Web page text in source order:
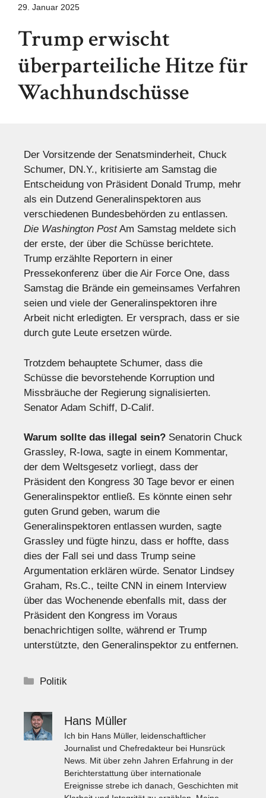
29. Januar 2025
Trump erwischt
überparteiliche Hitze für
Wachhundschüsse
Der Vorsitzende der Senatsminderheit, Chuck
Schumer, DN.Y., kritisierte am Samstag die
Entscheidung von Präsident Donald Trump, mehr
als ein Dutzend Generalinspektoren aus
verschiedenen Bundesbehörden zu entlassen.
Die Washington PostAm Samstag meldete sich
der erste, der über die Schüsse berichtete.
Trump erzählte Reportern in einer
Pressekonferenz über die Air Force One, dass
Samstag die Brände ein gemeinsames Verfahren
seien und viele der Generalinspektoren ihre
Arbeit nicht erledigten. Er versprach, dass er sie
durch gute Leute ersetzen würde.
Trotzdem behauptete Schumer, dass die
Schüsse die bevorstehende Korruption und
Missbräuche der Regierung signalisierten.
Senator Adam Schiff, D-Calif.
Warum sollte das illegal sein? Senatorin Chuck
Grassley, R-Iowa, sagte in einem Kommentar,
der dem Weltsgesetz vorliegt, dass der
Präsident den Kongress 30 Tage bevor er einen
Generalinspektor entließ. Es könnte einen sehr
guten Grund geben, warum die
Generalinspektoren entlassen wurden, sagte
Grassley und fügte hinzu, dass er hoffte, dass
dies der Fall sei und dass Trump seine
Argumentation erklären würde. Senator Lindsey
Graham, Rs.C., teilte CNN in einem Interview
über das Wochenende ebenfalls mit, dass der
Präsident den Kongress im Voraus
benachrichtigen sollte, während er Trump
unterstützte, den Generalinspektor zu entfernen.
Kategorien
Politik
Hans Müller
Ich bin Hans Müller, leidenschaftlicher
Journalist und Chefredakteur bei Hunsrück
News. Mit über zehn Jahren Erfahrung in der
Berichterstattung über internationale
Ereignisse strebe ich danach, Geschichten mit